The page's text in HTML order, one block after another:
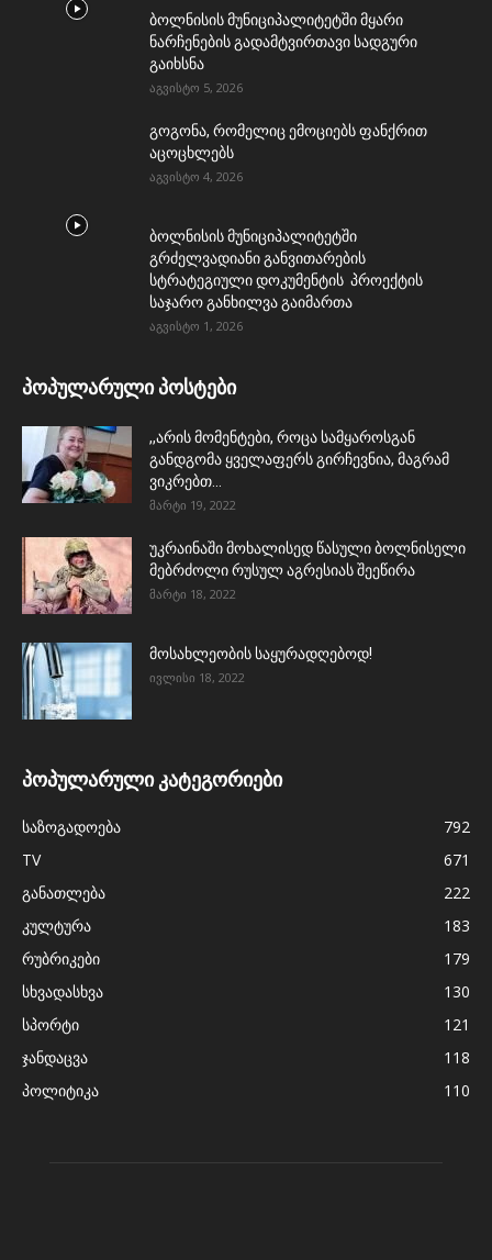
ბოლნისის მუნიციპალიტეტში მყარი
ნარჩენების გადამტვირთავი სადგური
გაიხსნა
აგვისტო 5, 2026
გოგონა, რომელიც ემოციებს ფანქრით
აცოცხლებს
აგვისტო 4, 2026
ბოლნისის მუნიციპალიტეტში
გრძელვადიანი განვითარების
სტრატეგიული დოკუმენტის პროექტის
საჯარო განხილვა გაიმართა
აგვისტო 1, 2026
პოპულარული პოსტები
,,არის მომენტები, როცა სამყაროსგან
განდგომა ყველაფერს გირჩევნია, მაგრამ
ვიკრებთ...
მარტი 19, 2022
უკრაინაში მოხალისედ წასული ბოლნისელი
მებრძოლი რუსულ აგრესიას შეეწირა
მარტი 18, 2022
მოსახლეობის საყურადღებოდ!
ივლისი 18, 2022
პოპულარული კატეგორიები
საზოგადოება
792
TV
671
განათლება
222
კულტურა
183
რუბრიკები
179
სხვადასხვა
130
სპორტი
121
ჯანდაცვა
118
პოლიტიკა
110